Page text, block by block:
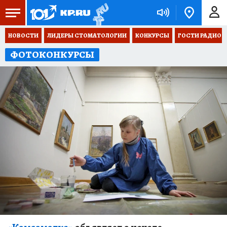
НОВОСТИ ЛИДЕРЫ СТОМАТОЛОГИИ КОНКУРСЫ ГОСТИ РАДИО
ФОТОКОНКУРСЫ